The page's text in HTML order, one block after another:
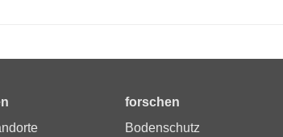
forschen
Bodenschutz